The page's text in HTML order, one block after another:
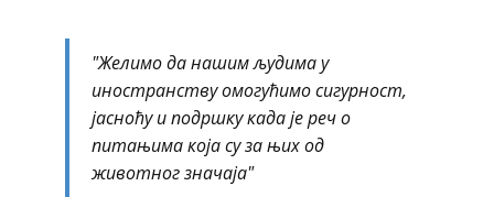
"Желимо да нашим људима у
иностранству омогућимо сигурност,
јасноћу и подршку када је реч о
питањима која су за њих од
животног значаја"